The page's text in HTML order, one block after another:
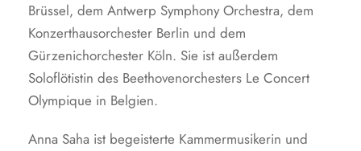
Brüssel, dem Antwerp Symphony Orchestra, dem
Konzerthausorchester Berlin und dem
Gürzenichorchester Köln. Sie ist außerdem
Soloflötistin des Beethovenorchesters Le Concert
Olympique in Belgien.
Anna Saha ist begeisterte Kammermusikerin und